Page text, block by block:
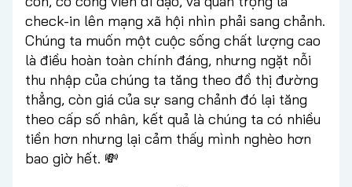
check-in lên mạng xã hội nhìn phải sang chảnh.
Chúng ta muốn một cuộc sống chất lượng cao
là điều hoàn toàn chính đáng, nhưng ngặt nỗi
thu nhập của chúng ta tăng theo đồ thị đường
thẳng, còn giá của sự sang chảnh đó lại tăng
theo cấp số nhân, kết quả là chúng ta có nhiều
tiền hơn nhưng lại cảm thấy mình nghèo hơn
bao giờ hết. 💸